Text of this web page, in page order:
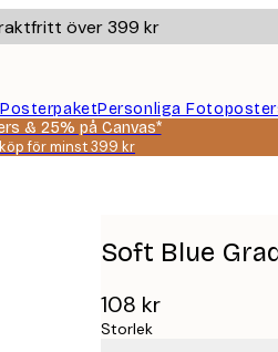
över 399 kr
PosterpaketPersonliga
& 25% på Canvas*
för minst 399 kr
Soft Blue
108 kr
Storlek